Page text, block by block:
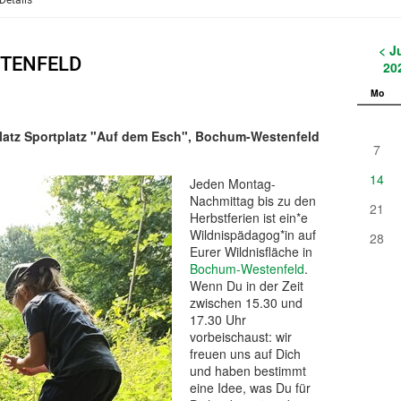
Sportplatz "Auf dem Esch", Bochum-Westenfeld
Jeden Montag-
Nachmittag bis zu den
Herbstferien ist ein*e
Wildnispädagog*in auf
Eurer Wildnisfläche in
Bochum-Westenfeld.
Wenn Du in der Zeit
zwischen 15.30 und
17.30 Uhr
vorbeischaust: wir
freuen uns auf Dich
und haben bestimmt
eine Idee, was Du für
<
Mo
7
14
21
28